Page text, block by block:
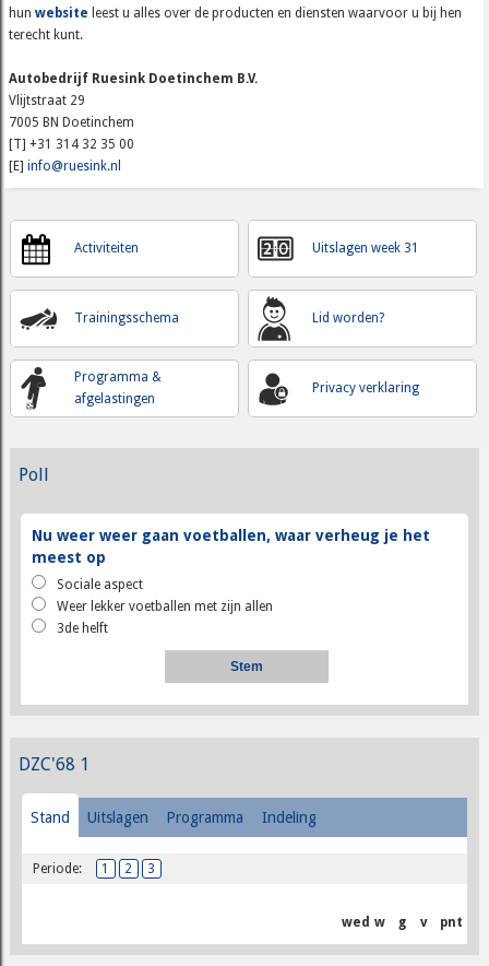
hunwebsite leest u alles over de producten en diensten waarvoor u bij hen
terecht kunt.
Autobedrijf Ruesink Doetinchem B.V.
Vlijtstraat 29
7005 BN Doetinchem
[T] +31 314 32 35 00
[E] info@ruesink.nl
Activiteiten
Trainingsschema
Programma &
afgelastingen
Uitslagen week 31
Lid worden?
Privacy verklaring
Poll
Nu weer weer gaan voetballen, waar verheug je het
meest op
Sociale aspect
Weer lekker voetballen met zijn allen
3de helft
DZC'68 1
Stand Uitslagen Programma Indeling
Periode: 1 2 3
wed w g v pnt